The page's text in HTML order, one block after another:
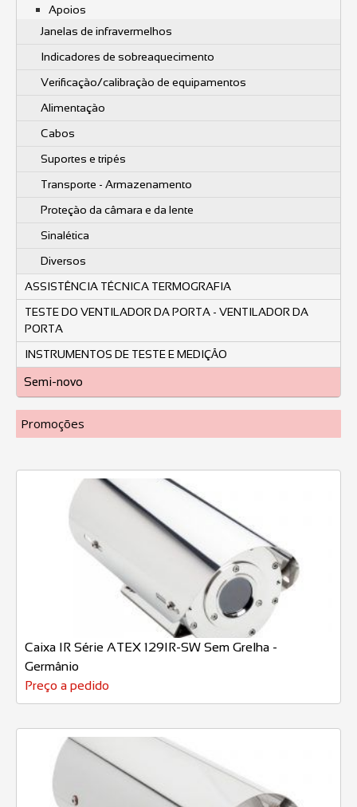
Apoios
Janelas de infravermelhos
Indicadores de sobreaquecimento
Verificação/calibração de equipamentos
Alimentação
Cabos
Suportes e tripés
Transporte - Armazenamento
Proteção da câmara e da lente
Sinalética
Diversos
ASSISTÊNCIA TÉCNICA TERMOGRAFIA
TESTE DO VENTILADOR DA PORTA - VENTILADOR DA
PORTA
INSTRUMENTOS DE TESTE E MEDIÇÃO
Semi-novo
Promoções
Caixa IR Série ATEX 129IR-SW Sem Grelha -
Germânio
Preço a pedido